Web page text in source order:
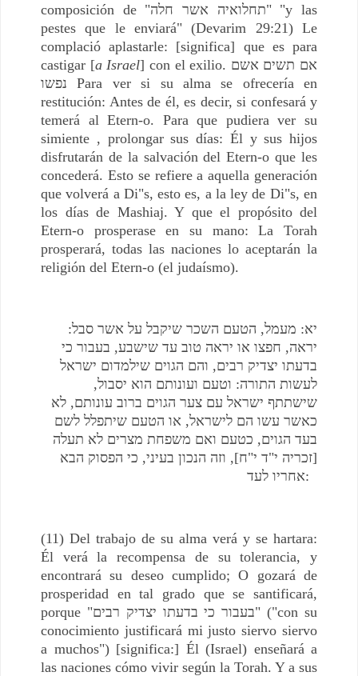
composición de "תחלואיה אשר חלה" "y las
pestes que le enviará" (Devarim 29:21) Le
complació aplastarle: [significa] que es para
castigar [a Israel] con el exilio. אם תשים אשם
נפשו Para ver si su alma se ofrecería en
restitución: Antes de él, es decir, si confesará y
temerá al Etern-o. Para que pudiera ver su
simiente , prolongar sus días: Él y sus hijos
disfrutarán de la salvación del Etern-o que les
concederá. Esto se refiere a aquella generación
que volverá a Di"s, esto es, a la ley de Di"s, en
los días de Mashiaj. Y que el propósito del
Etern-o prosperase en su mano: La Torah
prosperará, todas las naciones lo aceptarán la
religión del Etern-o (el judaísmo).
יראה, חפצו או יראה טוב עד שישבע, בעבור כי
בדעתו יצדיק רבים, והם הגוים שילמדום ישראל
לעשות התורה: וטעם ועונותם הוא יסבול,
שישתתף ישראל עם צער הגוים ברוב עונותם, לא
כאשר עשו הם לישראל, או הטעם שיתפלל לשם
בעד הגוים, כטעם ואם משפחת מצרים לא תעלה
[זכריה י"ד י"ח], וזה הנכון בעיני, כי הפסוק הבא
אחריו לעד:
(11) Del trabajo de su alma verá y se hartara:
Él verá la recompensa de su tolerancia, y
encontrará su deseo cumplido; O gozará de
prosperidad en tal grado que se santificará,
porque "בעבור כי בדעתו יצדיק רבים" ("con su
conocimiento justificará mi justo siervo siervo
a muchos") [significa:] Él (Israel) enseñará a
las naciones cómo vivir según la Torah. Y a sus